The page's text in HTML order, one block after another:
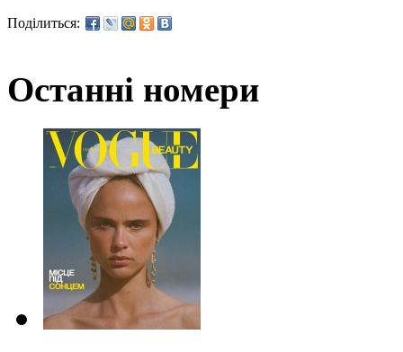
Поділиться:
Останні номери